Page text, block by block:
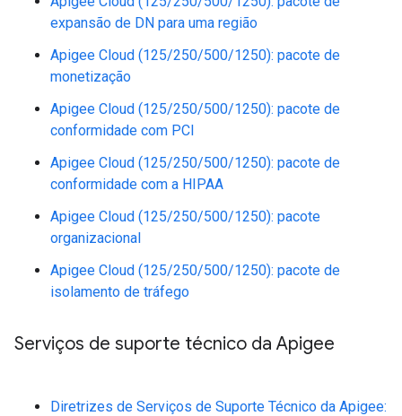
expansão de DN para uma região
Apigee Cloud (125/250/500/1250): pacote de
monetização
Apigee Cloud (125/250/500/1250): pacote de
conformidade com PCI
Apigee Cloud (125/250/500/1250): pacote de
conformidade com a HIPAA
Apigee Cloud (125/250/500/1250): pacote
organizacional
Apigee Cloud (125/250/500/1250): pacote de
isolamento de tráfego
Serviços de suporte técnico da Apigee
Diretrizes de Serviços de Suporte Técnico da Apigee: